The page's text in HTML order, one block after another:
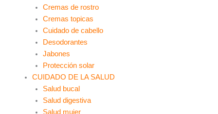
Cremas de rostro
Cremas topicas
Cuidado de cabello
Desodorantes
Jabones
Protección solar
CUIDADO DE LA SALUD
Salud bucal
Salud digestiva
Salud mujer